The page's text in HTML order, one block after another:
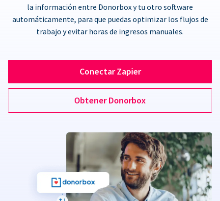
la información entre Donorbox y tu otro software
automáticamente, para que puedas optimizar los flujos de
trabajo y evitar horas de ingresos manuales.
Conectar Zapier
Obtener Donorbox